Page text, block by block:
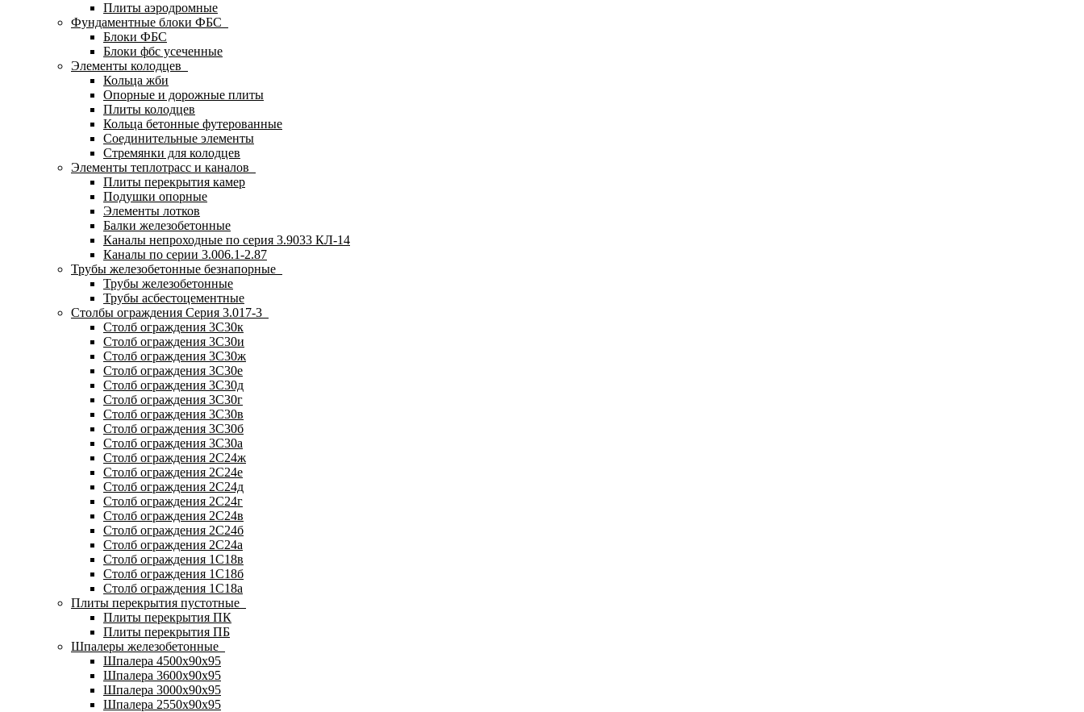
Плиты аэродромные
Фундаментные блоки ФБС
Блоки ФБС
Блоки фбс усеченные
Элементы колодцев
Кольца жби
Опорные и дорожные плиты
Плиты колодцев
Кольца бетонные футерованные
Соединительные элементы
Стремянки для колодцев
Элементы теплотрасс и каналов
Плиты перекрытия камер
Подушки опорные
Элементы лотков
Балки железобетонные
Каналы непроходные по серия 3.9033 КЛ-14
Каналы по серии 3.006.1-2.87
Трубы железобетонные безнапорные
Трубы железобетонные
Трубы асбестоцементные
Столбы ограждения Серия 3.017-3
Столб ограждения 3С30к
Столб ограждения 3С30и
Столб ограждения 3С30ж
Столб ограждения 3С30е
Столб ограждения 3С30д
Столб ограждения 3С30г
Столб ограждения 3С30в
Столб ограждения 3С30б
Столб ограждения 3С30а
Столб ограждения 2С24ж
Столб ограждения 2С24е
Столб ограждения 2С24д
Столб ограждения 2С24г
Столб ограждения 2С24в
Столб ограждения 2С24б
Столб ограждения 2С24а
Столб ограждения 1С18в
Столб ограждения 1С18б
Столб ограждения 1С18а
Плиты перекрытия пустотные
Плиты перекрытия ПК
Плиты перекрытия ПБ
Шпалеры железобетонные
Шпалера 4500х90х95
Шпалера 3600х90х95
Шпалера 3000х90х95
Шпалера 2550х90х95